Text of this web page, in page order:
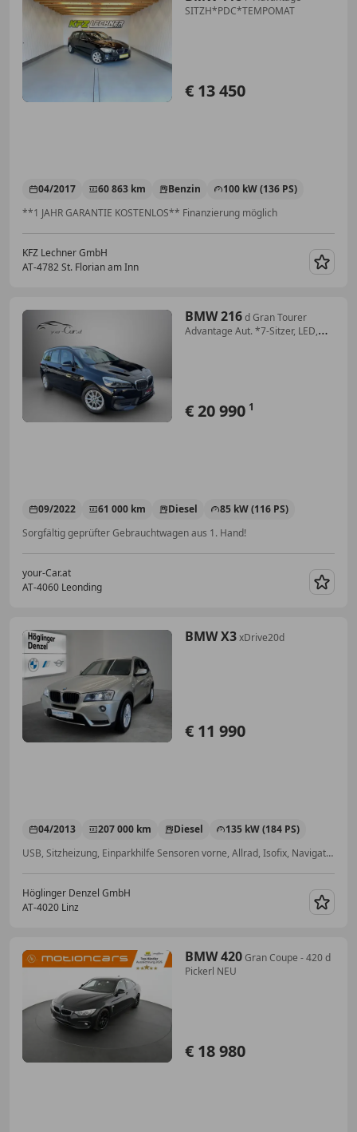
SITZH*PDC*TEMPOMAT
€ 13 450
04/2017 60 863 km Benzin
100 kW (136 PS)
**1 JAHR GARANTIE KOSTENLOS** Finanzierung möglich
KFZ Lechner GmbH
AT-4782 St. Florian am Inn
BMW 216d Gran Tourer
Advantage Aut. *7-Sitzer, LED,
€ 20 990 1
09/2022 61 000 km Diesel
85 kW (116 PS)
Sorgfältig geprüfter Gebrauchtwagen aus 1. Hand!
your-Car.at
AT-4060 Leonding
BMW X3xDrive20d
€ 11 990
04/2013 207 000 km Diesel
135 kW (184 PS)
USB, Sitzheizung, Einparkhilfe Sensoren vorne, Allrad, Isofix, Navigationssystem, Volldigitales Kombiinstrument, Bordcomputer
Höglinger Denzel GmbH
AT-4020 Linz
BMW 420Gran Coupe - 420 d
Pickerl NEU
€ 18 980